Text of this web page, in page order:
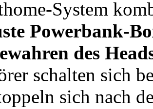
System
Powerbank-
des
schalten sich
sich nach